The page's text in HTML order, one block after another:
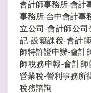
會計師事務所-會計
事務所-台中會計事
立公司-會計師公
記-設籍課稅-會計
師特許證申辦-會計
師稅務申報-會計
營業稅-謍利事務所
稅務諮詢